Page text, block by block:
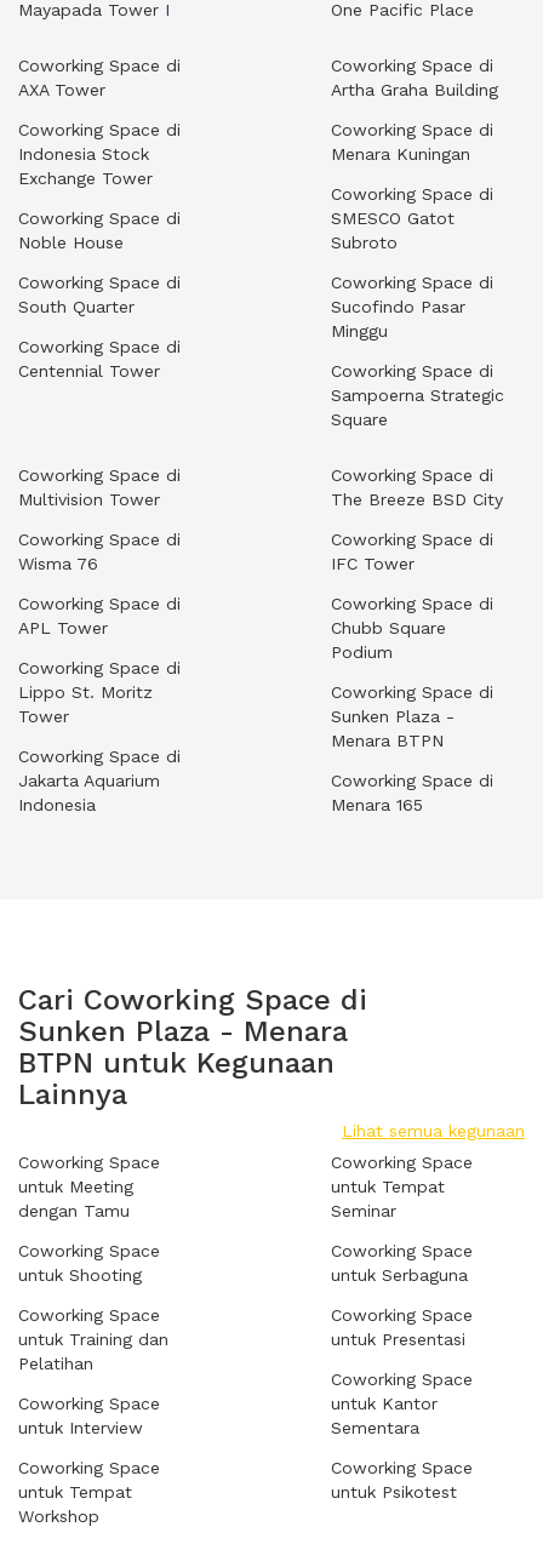
Mayapada Tower I One Pacific Place
Coworking Space di
AXA Tower
Coworking Space di
Indonesia Stock
Exchange Tower
Coworking Space di
Noble House
Coworking Space di
South Quarter
Coworking Space di
Centennial Tower
Coworking Space di
Artha Graha Building
Coworking Space di
Menara Kuningan
Coworking Space di
SMESCO Gatot
Subroto
Coworking Space di
Sucofindo Pasar
Minggu
Coworking Space di
Sampoerna Strategic
Square
Coworking Space di
Multivision Tower
Coworking Space di
Wisma 76
Coworking Space di
APL Tower
Coworking Space di
Lippo St. Moritz
Tower
Coworking Space di
Jakarta Aquarium
Indonesia
Coworking Space di
The Breeze BSD City
Coworking Space di
IFC Tower
Coworking Space di
Chubb Square
Podium
Coworking Space di
Sunken Plaza -
Menara BTPN
Coworking Space di
Menara 165
Cari Coworking Space di
Sunken Plaza - Menara
BTPN untuk Kegunaan
Lainnya
Lihat semua kegunaan
Coworking Space
untuk Meeting
dengan Tamu
Coworking Space
untuk Shooting
Coworking Space
untuk Training dan
Pelatihan
Coworking Space
untuk Interview
Coworking Space
untuk Tempat
Workshop
Coworking Space
untuk Tempat
Seminar
Coworking Space
untuk Serbaguna
Coworking Space
untuk Presentasi
Coworking Space
untuk Kantor
Sementara
Coworking Space
untuk Psikotest